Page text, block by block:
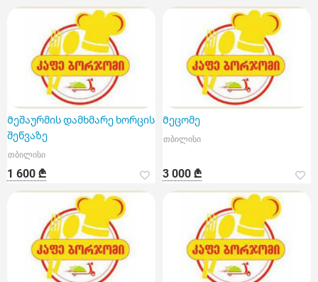
Მეშაურმის დამხმარე ხორცის
შეწვაზე
თბილისი
1 600 ₾
Მეცომე
თბილისი
3 000 ₾